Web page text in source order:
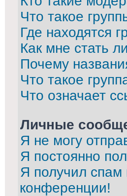
Что такое
Где находятся
Как мне стать
Почему
Что такое
Что означает
Личные
Я не могу
Я постоянно
Я получил спам
конференции!